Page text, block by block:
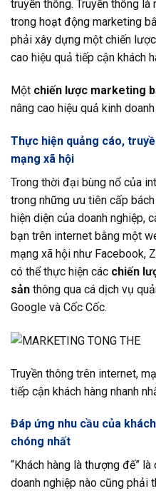
truyền thông. Truyền thông
trong hoạt động marketing
phải xây dựng một chiến
cao hiệu quả tiếp cận khách
Một chiến lược marketing
nâng cao hiệu quả kinh
Thực hiện quảng cáo,
mạng xã hội
Trong thời đại bùng nổ của
trong những ưu tiên cấp
hiện diện của doanh nghiệp,
bạn trên internet bằng một
mạng xã hội như Facebook,
có thể thực hiện các chiến
sản thông qua cá dịch vụ
Google và Cốc Cốc.
Truyền thông trên internet,
tiếp cận khách hàng nhanh
Đáp ứng nhu cầu của
chóng nhất
“Khách hàng là thượng đế”
doanh nghiệp nào cũng phải